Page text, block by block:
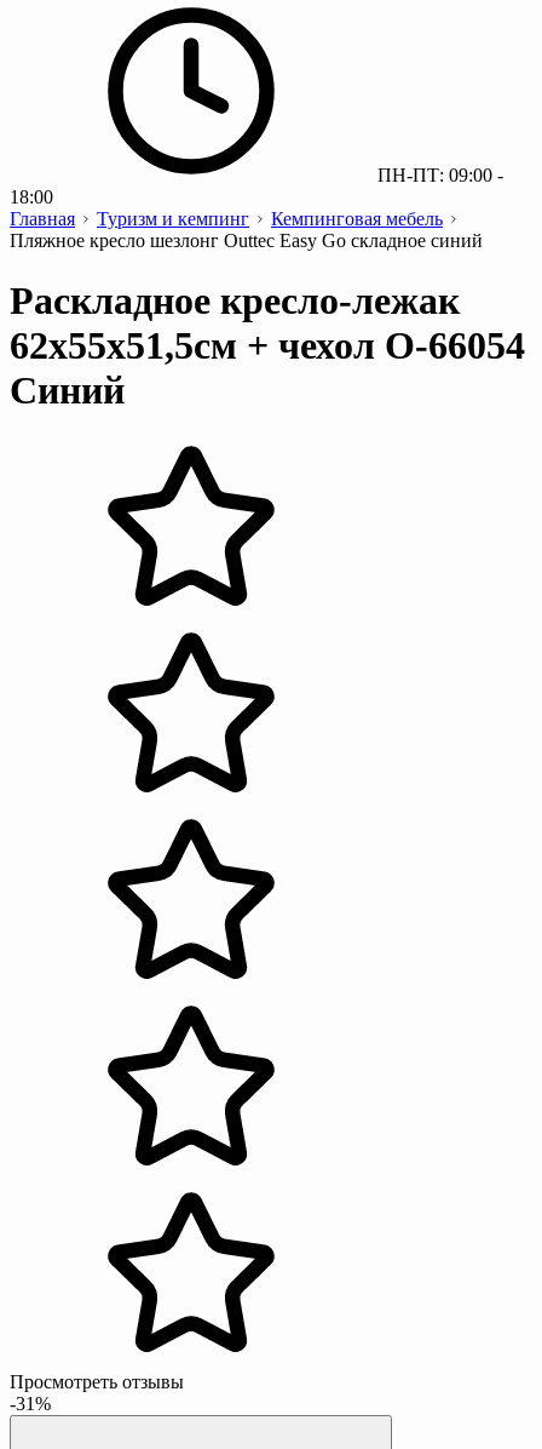
ПН-ПТ: 09:00 -
18:00
Главная
Туризм и кемпинг
Кемпинговая мебель
Пляжное кресло шезлонг Outtec Easy Go складное синий
Раскладное кресло-лежак
62х55х51,5см + чехол O-66054
Синий
Просмотреть отзывы
-31%